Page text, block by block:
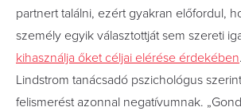
partnert találni, ezért gyakran előfordul,
személy egyik választottját sem szereti
kihasználja őket céljai elérése érdekében
Lindstrom tanácsadó pszichológus
felismerést azonnal negatívumnak.